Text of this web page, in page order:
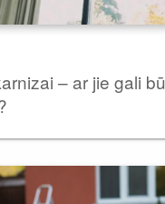
– ar jie gali